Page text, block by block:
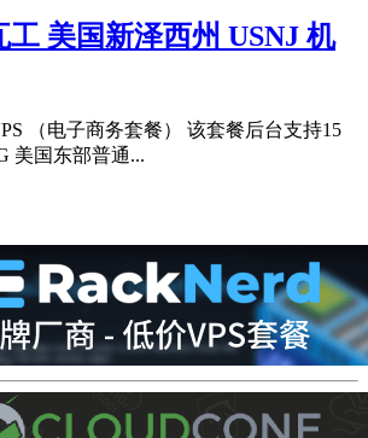
工 美国新泽西州 USNJ 机
（电子商务套餐） 该套餐后台支持15
美国东部普通...